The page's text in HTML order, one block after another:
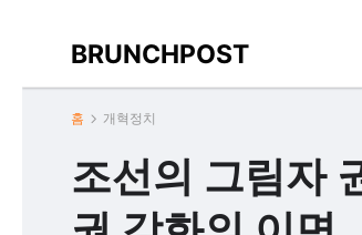
BRUNCHPOST
홈 개혁정치
조선의 그림자